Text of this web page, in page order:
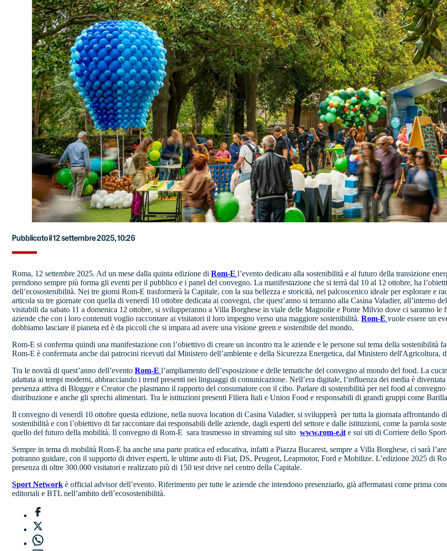
Pubblicato il 12 settembre 2025, 10:26
Roma, 12 settembre 2025. Ad un mese dalla quinta edizione di Rom-E l’evento dedicato alla sostenibilità e al futuro della transizione
prendono sempre più forma gli eventi per il pubblico e i panel del convegno. La manifestazione che si terrà dal 10 al 12 ottobre, ha
dell’ecosostenibilità. Nei tre giorni Rom-E trasformerà la Capitale, con la sua bellezza e storicità, nel palcoscenico ideale per esplorare e
articola su tre giornate con quella di venerdì 10 ottobre dedicata ai convegni, che quest’anno si terranno alla Casina Valadier, all’interno
visitabili da sabato 11 a domenica 12 ottobre, si svilupperanno a Villa Borghese in viale delle Magnolie e Ponte Milvio dove ci saranno le
aziende che con i loro contenuti voglio raccontare ai visitatori il loro impegno verso una maggiore sostenibilità. Rom-E vuole essere un
dobbiamo lasciare il pianeta ed è da piccoli che si impara ad avere una visione green e sostenibile del mondo.
Rom-E si conferma quindi una manifestazione con l’obiettivo di creare un incontro tra le aziende e le persone sul tema della sostenibilità
Rom-E è confermata anche dai patrocini ricevuti dal Ministero dell’ambiente e della Sicurezza Energetica, dal Ministero dell'Agricoltura,
Tra le novità di quest’anno dell’evento Rom-E l’ampliamento dell’esposizione e delle tematiche del convegno al mondo del food. La
adattata ai tempi moderni, abbracciando i trend presenti nei linguaggi di comunicazione. Nell’era digitale, l’influenza dei media è
presenza attiva di Blogger e Creator che plasmano il rapporto del consumatore con il cibo. Parlare di sostenibilità per nel food al
distribuzione e anche gli sprechi alimentari. Tra le istituzioni presenti Filiera Itali e Union Food e responsabili di grandi gruppi come
Il convegno di venerdì 10 ottobre questa edizione, nella nuova location di Casina Valadier, si svilupperà per tutta la giornata affrontando
sostenibilità e con l’obiettivo di far raccontare dai responsabili delle aziende, dagli esperti del settore e dalle istituzioni, come la parola
quello del futuro della mobilità. Il convegno di Rom-E sara trasmesso in streaming sul sito www.rom-e.it e sui siti di Corriere dello
Sempre in tema di mobilità Rom-E ha anche una parte pratica ed educativa, infatti a Piazza Bucarest, sempre a Villa Borghese, ci sarà
potranno guidare, con il supporto di driver esperti, le ultime auto di Fiat, DS, Peugeot, Leapmotor, Ford e Mobilize. L’edizione 2025 di
presenza di oltre 300.000 visitatori e realizzato più di 150 test drive nel centro della Capitale.
Sport Network è official advisor dell’evento. Riferimento per tutte le aziende che intendono presenziarlo, già affermatasi come prima
editoriali e BTL nell’ambito dell’ecosostenibilità.